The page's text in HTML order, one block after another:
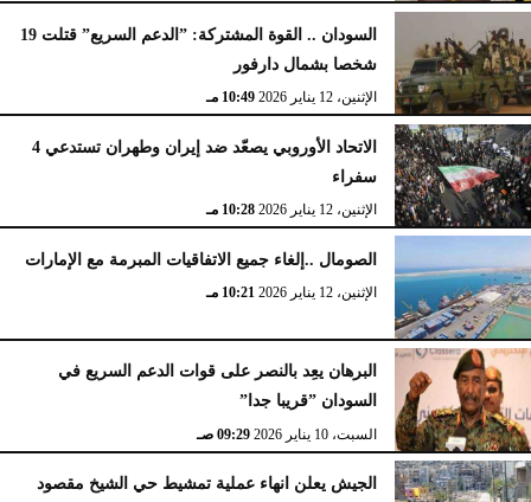
السودان .. القوة المشتركة: ”الدعم السريع” قتلت 19
شخصا بشمال دارفور
الإثنين، 12 يناير 2026 10:49 مـ
الاتحاد الأوروبي يصعّد ضد إيران وطهران تستدعي 4
سفراء
الإثنين، 12 يناير 2026 10:28 مـ
الصومال ..إلغاء جميع الاتفاقيات المبرمة مع الإمارات
الإثنين، 12 يناير 2026 10:21 مـ
البرهان يعِد بالنصر على قوات الدعم السريع في
السودان ”قريبا جدا”
السبت، 10 يناير 2026 09:29 صـ
الجيش يعلن انهاء عملية تمشيط حي الشيخ مقصود